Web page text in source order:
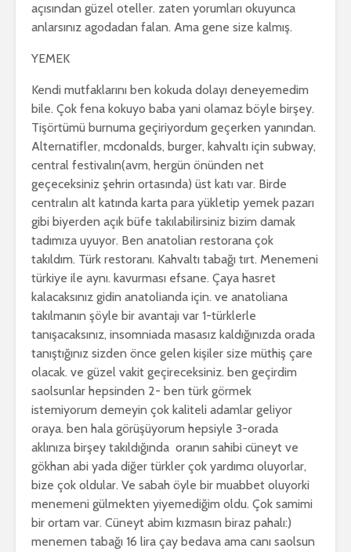
açısından güzel oteller. zaten yorumları okuyunca
anlarsınız agodadan falan. Ama gene size kalmış.
YEMEK
Kendi mutfaklarını ben kokuda dolayı deneyemedim
bile. Çok fena kokuyo baba yani olamaz böyle birşey.
Tişörtümü burnuma geçiriyordum geçerken yanından.
Alternatifler, mcdonalds, burger, kahvaltı için subway,
central festivalın(avm, hergün önünden net
geçeceksiniz şehrin ortasında) üst katı var. Birde
centralın alt katında karta para yükletip yemek pazarı
gibi biyerden açık büfe takılabilirsiniz bizim damak
tadımıza uyuyor. Ben anatolian restorana çok
takıldım. Türk restoranı. Kahvaltı tabağı tırt. Menemeni
türkiye ile aynı. kavurması efsane. Çaya hasret
kalacaksınız gidin anatolianda için. ve anatoliana
takılmanın şöyle bir avantajı var 1-türklerle
tanışacaksınız, insomniada masasız kaldığınızda orada
tanıştığınız sizden önce gelen kişiler size müthiş çare
olacak. ve güzel vakit geçireceksiniz. ben geçirdim
saolsunlar hepsinden 2- ben türk görmek
istemiyorum demeyin çok kaliteli adamlar geliyor
oraya. ben hala görüşüyorum hepsiyle 3-orada
aklınıza birşey takıldığında oranın sahibi cüneyt ve
gökhan abi yada diğer türkler çok yardımcı oluyorlar,
bize çok oldular. Ve sabah öyle bir muabbet oluyorki
menemeni gülmekten yiyemediğim oldu. Çok samimi
bir ortam var. Cüneyt abim kızmasın biraz pahalı:)
menemen tabağı 16 lira çay bedava ama canı saolsun